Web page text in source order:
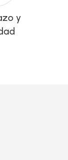
y